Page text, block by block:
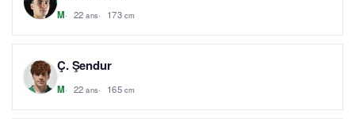
M 22 ans 173 cm
Ç. Şendur
M 22 ans 165 cm